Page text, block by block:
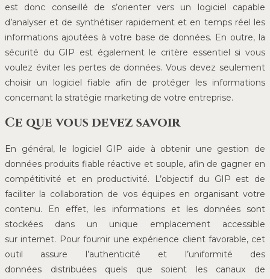
est donc conseillé de s’orienter vers un logiciel capable
d’analyser et de synthétiser rapidement et en temps réel les
informations ajoutées à votre base de données. En outre, la
sécurité du GIP est également le critère essentiel si vous
voulez éviter les pertes de données. Vous devez seulement
choisir un logiciel fiable afin de protéger les informations
concernant la stratégie marketing de votre entreprise.
Ce que vous devez savoir
En général, le logiciel GIP aide à obtenir une gestion de
données produits fiable réactive et souple, afin de gagner en
compétitivité et en productivité. L’objectif du GIP est de
faciliter la collaboration de vos équipes en organisant votre
contenu. En effet, les informations et les données sont
stockées dans un unique emplacement accessible
sur internet. Pour fournir une expérience client favorable, cet
outil assure l’authenticité et l’uniformité des
données distribuées quels que soient les canaux de